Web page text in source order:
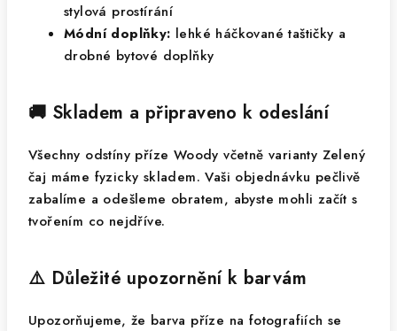
stylová prostírání
Módní doplňky: lehké háčkované taštičky a
drobné bytové doplňky
🚚 Skladem a připraveno k odeslání
Všechny odstíny příze Woody včetně varianty Zelený
čaj máme fyzicky skladem. Vaši objednávku pečlivě
zabalíme a odešleme obratem, abyste mohli začít s
tvořením co nejdříve.
⚠️ Důležité upozornění k barvám
Upozorňujeme, že barva příze na fotografiích se